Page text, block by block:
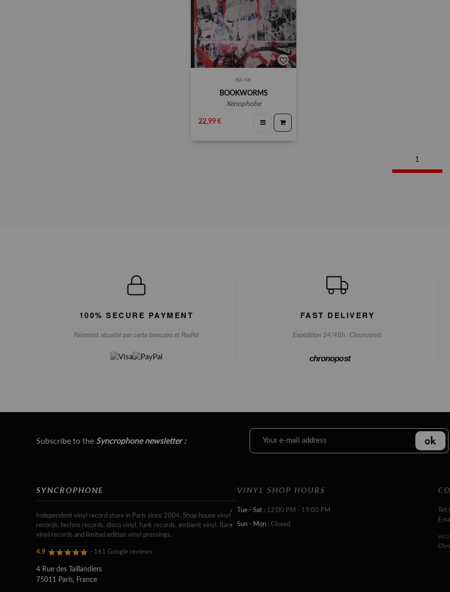
BANK
BOOKWORMS
xenophobe
22,99 €
1
100% SECURE PAYMENT
Paiement sécurisé par carte bancaire et PayPal
FAST DELIVERY
Expédition 24/48h : Chronopost
chronopost
Subscribe to the Syncrophone newsletter :
SYNCROPHONE
Independent vinyl record store in Paris since 2004. Shop house vinyl
records, techno records, disco vinyl, funk records, ambient vinyl. Rare
vinyl records and limited edition vinyl pressings.
4.9 - 161 Google reviews
4 Rue des Taillandiers
75011 Paris, France
VINYL SHOP HOURS
Tue - Sat : 12:00 PM - 19:00 PM
Sun - Mon : Closed